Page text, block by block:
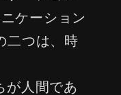
ケーション
二つは、時
が人間であ